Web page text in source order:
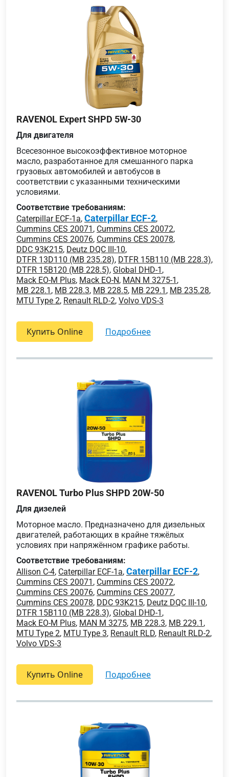
RAVENOL Expert SHPD 5W-30
Для двигателя
Всесезонное высокоэффективное моторное
масло, разработанное для смешанного парка
грузовых автомобилей и автобусов в
соответствии с указанными техническими
условиями.
Соответствие требованиям:
Caterpillar ECF-1a, Caterpillar ECF-2,
Cummins CES 20071 , Cummins CES 20072,
Cummins CES 20076, Cummins CES 20078,
DDC 93K215, Deutz DQC III-10,
DTFR 13D110 (MB 235.28), DTFR 15B110 (MB 228.3),
DTFR 15B120 (MB 228.5), Global DHD-1 ,
Mack EO-M Plus, Mack EO-N, MAN M 3275-1 ,
MB 228.1 , MB 228.3, MB 228.5, MB 229.1 , MB 235.28,
MTU Type 2, Renault RLD-2, Volvo VDS-3
Купить Online подробнее
RAVENOL Turbo Plus SHPD 20W-50
Для дизелей
Моторное масло. Предназначено для дизельных
двигателей, работающих в крайне тяжёлых
условиях при напряжённом графике работы.
Соответствие требованиям:
Allison C-4, Caterpillar ECF-1a, Caterpillar ECF-2,
Cummins CES 20071 , Cummins CES 20072,
Cummins CES 20076, Cummins CES 20077,
Cummins CES 20078, DDC 93K215, Deutz DQC III-10,
DTFR 15B110 (MB 228.3), Global DHD-1 ,
Mack EO-M Plus, MAN M 3275, MB 228.3, MB 229.1 ,
MTU Type 2, MTU Type 3, Renault RLD, Renault RLD-2,
Volvo VDS-3
Купить Online подробнее